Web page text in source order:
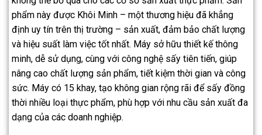
phẩm này được Khôi Minh – một thương hiệu đã khẳng
định uy tín trên thị trường – sản xuất, đảm bảo chất lượng
và hiệu suất làm việc tốt nhất. Máy sở hữu thiết kế thông
minh, dễ sử dụng, cùng với công nghệ sấy tiên tiến, giúp
nâng cao chất lượng sản phẩm, tiết kiệm thời gian và công
sức. Máy có 15 khay, tạo không gian rộng rãi để sấy đồng
thời nhiều loại thực phẩm, phù hợp với nhu cầu sản xuất đa
dạng của các doanh nghiệp.